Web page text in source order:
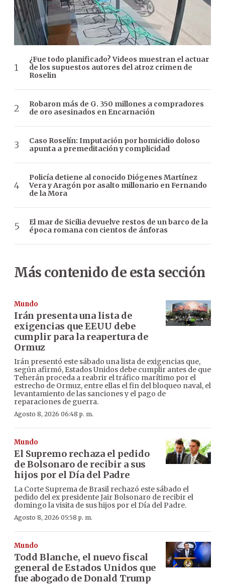
¿Fue todo planificado? Videos muestran el actuar
de los supuestos autores del atroz crimen de
Roselin
Robaron más de G. 350 millones a compradores
de oro asesinados en Encarnación
Caso Roselín: Imputación por homicidio doloso
apunta a premeditación y complicidad
Policía detiene al conocido Diógenes Martínez
Vera y Aragón por asalto millonario en Fernando
de la Mora
El mar de Sicilia devuelve restos de un barco de la
época romana con cientos de ánforas
Más contenido de esta sección
Mundo
Irán presenta una lista de
exigencias que EEUU debe
cumplir para la reapertura de
Ormuz
Irán presentó este sábado una lista de exigencias que,
según afirmó, Estados Unidos debe cumplir antes de que
Teherán proceda a reabrir el tráfico marítimo por el
estrecho de Ormuz, entre ellas el fin del bloqueo naval, el
levantamiento de las sanciones y el pago de
reparaciones de guerra.
Agosto 8, 2026 06:48 p. m.
Mundo
El Supremo rechaza el pedido
de Bolsonaro de recibir a sus
hijos por el Día del Padre
La Corte Suprema de Brasil rechazó este sábado el
pedido del ex presidente Jair Bolsonaro de recibir el
domingo la visita de sus hijos por el Día del Padre.
Agosto 8, 2026 05:58 p. m.
Mundo
Todd Blanche, el nuevo fiscal
general de Estados Unidos que
fue abogado de Donald Trump